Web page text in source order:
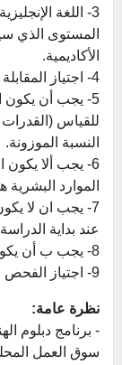
3- اللغة
المستوى الذي
الأكاديمية.
4- اجتياز المقابلة الشخصية.
5- يجب أن يكون
للقياس
النسبة الموزونة.
6- يجب ألا
الموارد
7- يجب ان لا
عند بداية
8- يجب ب أن يكون عمر المتقدم بين 17-24 سنة.
9- اجتياز الفحص الطبي للتوظيف.
نظرة عامة:
- برنامج دبلوم
سوق العمل